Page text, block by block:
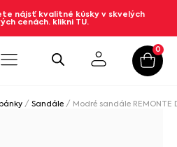
nájsť kvalitné kúsky v skvelých
cenách. klikni TU.
0
/ Sandále / Modré sandále REMONTE